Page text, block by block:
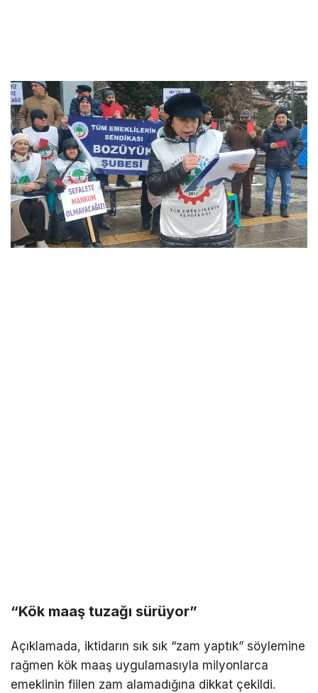
“Kök maaş tuzağı sürüyor”
Açıklamada, iktidarın sık sık “zam yaptık” söylemine
rağmen kök maaş uygulamasıyla milyonlarca
emeklinin fiilen zam alamadığına dikkat çekildi.